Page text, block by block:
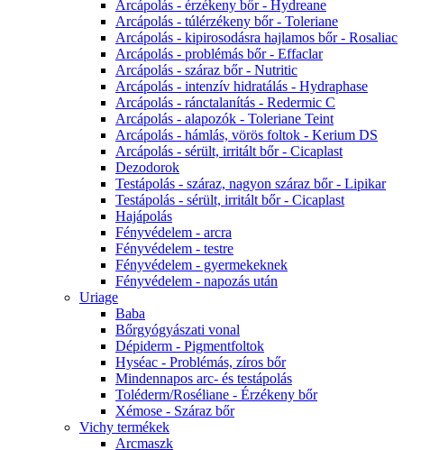
Arcápolás - érzékeny bőr - Hydreane
Arcápolás - túlérzékeny bőr - Toleriane
Arcápolás - kipirosodásra hajlamos bőr - Rosaliac
Arcápolás - problémás bőr - Effaclar
Arcápolás - száraz bőr - Nutritic
Arcápolás - intenzív hidratálás - Hydraphase
Arcápolás - ránctalanítás - Redermic C
Arcápolás - alapozók - Toleriane Teint
Arcápolás - hámlás, vörös foltok - Kerium DS
Arcápolás - sérült, irritált bőr - Cicaplast
Dezodorok
Testápolás - száraz, nagyon száraz bőr - Lipikar
Testápolás - sérült, irritált bőr - Cicaplast
Hajápolás
Fényvédelem - arcra
Fényvédelem - testre
Fényvédelem - gyermekeknek
Fényvédelem - napozás után
Uriage
Baba
Bőrgyógyászati vonal
Dépiderm - Pigmentfoltok
Hyséac - Problémás, zíros bőr
Mindennapos arc- és testápolás
Toléderm/Roséliane - Érzékeny bőr
Xémose - Száraz bőr
Vichy termékek
Arcmaszk